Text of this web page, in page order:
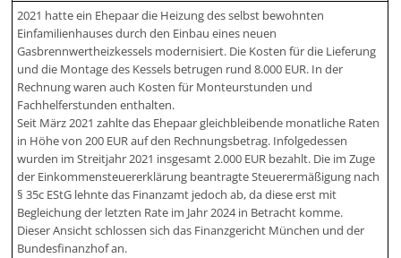
2021 hatte ein Ehepaar die Heizung des selbst bewohnten
Einfamilienhauses durch den Einbau eines neuen
Gasbrennwertheizkessels modernisiert. Die Kosten für die Lieferung
und die Montage des Kessels betrugen rund 8.000 EUR. In der
Rechnung waren auch Kosten für Monteurstunden und
Fachhelferstunden enthalten.
Seit März 2021 zahlte das Ehepaar gleichbleibende monatliche Raten
in Höhe von 200 EUR auf den Rechnungsbetrag. Infolgedessen
wurden im Streitjahr 2021 insgesamt 2.000 EUR bezahlt. Die im Zuge
der Einkommensteuererklärung beantragte Steuerermäßigung nach
§ 35c EStG lehnte das Finanzamt jedoch ab, da diese erst mit
Begleichung der letzten Rate im Jahr 2024 in Betracht komme.
Dieser Ansicht schlossen sich das Finanzgericht München und der
Bundesfinanzhof an.